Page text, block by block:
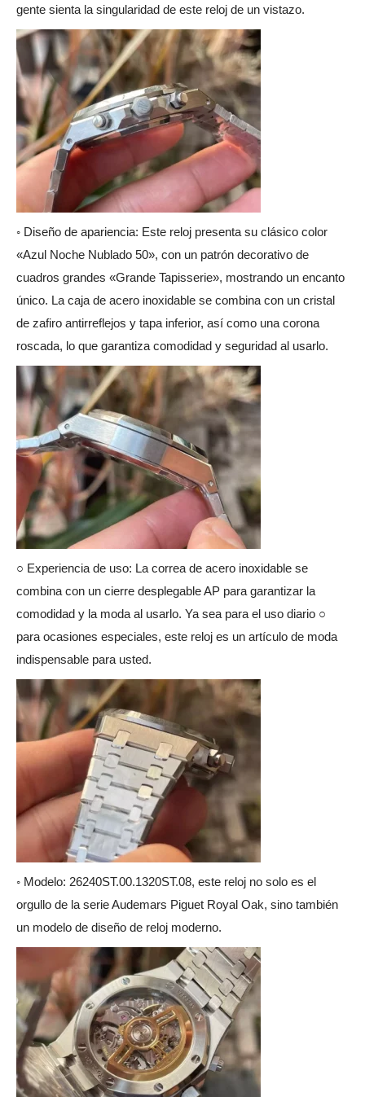
gente sienta la singularidad de este reloj de un vistazo.
◦ Diseño de apariencia: Este reloj presenta su clásico color
«Azul Noche Nublado 50», con un patrón decorativo de
cuadros grandes «Grande Tapisserie», mostrando un encanto
único. La caja de acero inoxidable se combina con un cristal
de zafiro antirreflejos y tapa inferior, así como una corona
roscada, lo que garantiza comodidad y seguridad al usarlo.
○ Experiencia de uso: La correa de acero inoxidable se
combina con un cierre desplegable AP para garantizar la
comodidad y la moda al usarlo. Ya sea para el uso diario ○
para ocasiones especiales, este reloj es un artículo de moda
indispensable para usted.
◦ Modelo: 26240ST.00.1320ST.08, este reloj no solo es el
orgullo de la serie Audemars Piguet Royal Oak, sino también
un modelo de diseño de reloj moderno.